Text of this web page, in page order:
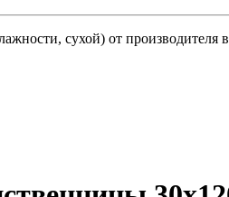
сухой) от производителя